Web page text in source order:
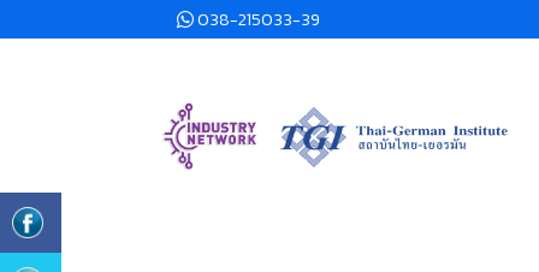
038-215033-39